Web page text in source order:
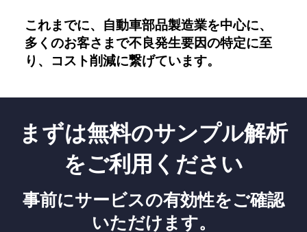
これまでに、自動車部品製造業を中心に、
多くのお客さまで不良発生要因の特定に至
り、コスト削減に繋げています。
まずは無料のサンプル解析
をご利用ください
事前にサービスの有効性をご確認
いただけます。